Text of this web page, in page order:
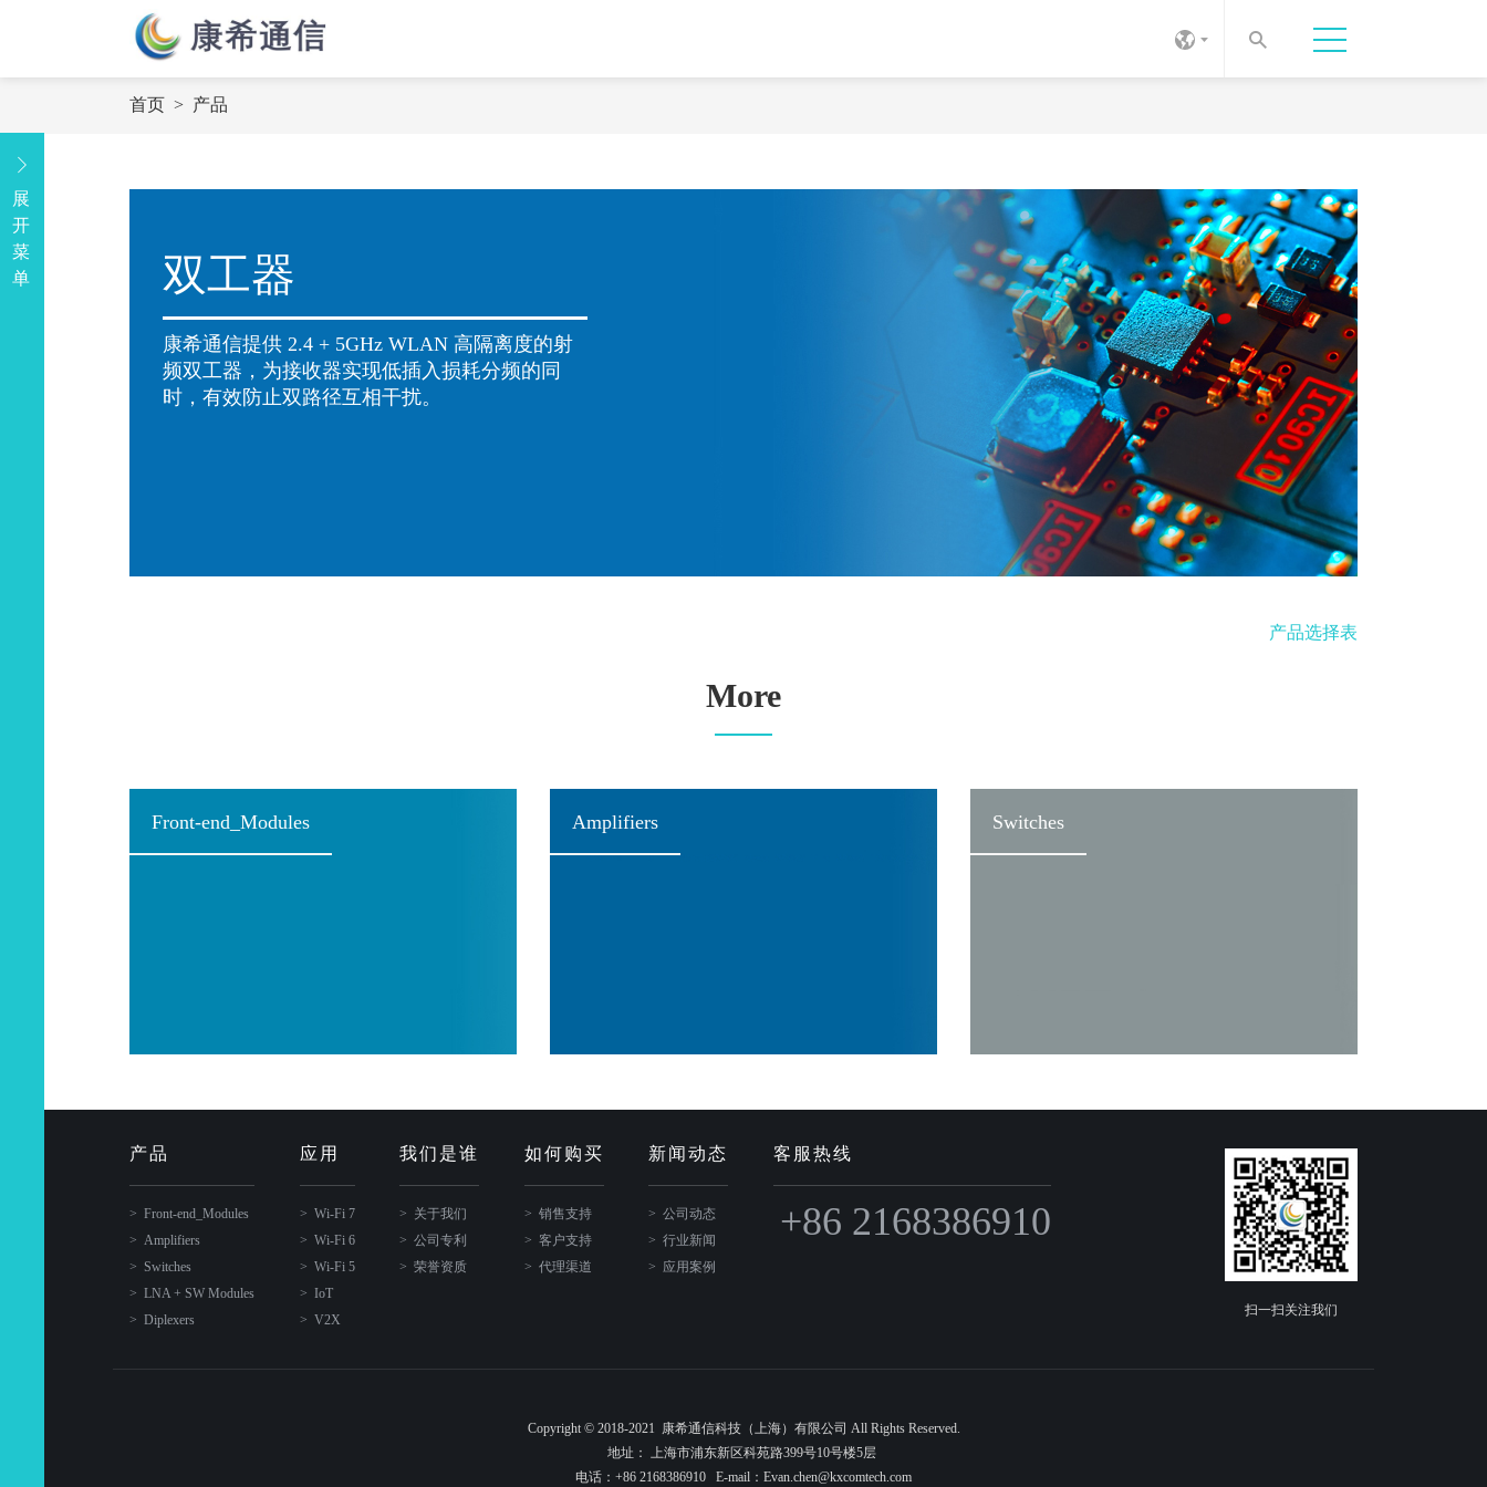
首页 > 产品
展
开
菜
单
双工器
康希通信提供 2.4 + 5GHz WLAN 高隔离度的射
频双工器，为接收器实现低插入损耗分频的同
时，有效防止双路径互相干扰。
产品选择表
More
Front-end_Modules Amplifiers Switches
产品
Front-end_Modules
Amplifiers
Switches
LNA + SW Modules
Diplexers
应用
Wi-Fi 7
Wi-Fi 6
Wi-Fi 5
IoT
V2X
我们是谁
关于我们
公司专利
荣誉资质
如何购买
销售支持
客户支持
代理渠道
新闻动态
公司动态
行业新闻
应用案例
客服热线
+86 2168386910
扫一扫关注我们
Copyright © 2018-2021 康希通信科技（上海）有限公司 All Rights Reserved.
地址： 上海市浦东新区科苑路399号10号楼5层
电话：+86 2168386910 E-mail：Evan.chen@kxcomtech.com